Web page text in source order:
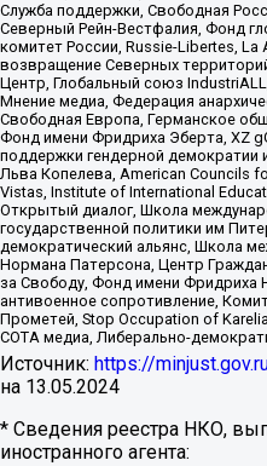
Служба поддержки, Свободная
Северный Рейн-Вестфалия, Фонд
комитет России, Russie-Libertes,
возвращение Северных
Центр, Глобальный союз
Мнение медиа, Федерация
Свободная Европа, Германское
Фонд имени Фридриха Эберта, XZ
поддержки гендерной
Льва Копелева, American Councils
Vistas, Institute of International
Открытый диалог, Школа
государственной политики им
демократический альянс, Школа
Нормана Патерсона, Центр
за Свободу, Фонд имени Фридриха
антивоенное сопротивление,
Прометей, Stop Occupation of
СОТА медиа, Либерально-
Источник: https://
на 13.05.2024
* Сведения реестра НКО,
иностранного агента: